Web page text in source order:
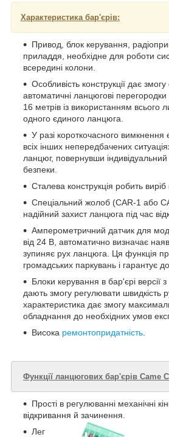
Характеристика бар'єрів:
Привод, блок керування,
приладдя, необхідне для роботи
всередині колони.
Особливість конструкції дає
автоматичні ланцюгові
16 метрів із використанням всього
одного єдиного ланцюга.
У разі короткочасного вимкнення
всіх інших непередбачених
ланцюг, повернувши індивідуальний
безпеки.
Сталева конструкція робить виріб
Спеціальний жолоб (CAR-1 або
надійний захист ланцюга під час
Амперометричний датчик для
від 24 В, автоматично визначає
зупиняє рух ланцюга. Ця функція
громадських паркувань і гарантує
Блоки керування в бар'єрі версії
дають змогу регулювати швидкість
характеристика дає змогу
обладнання до необхідних умов
Висока ремонтопридатність
Функції ланцюгових бар'єрів Came
Прості в регулюванні механічні
відкривання й зачинення.
Лег